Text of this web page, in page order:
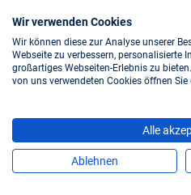
VZ Special
Art.-Nr.:
ab1,76 €*
Wir verwenden Cookies
Wir können diese zur Analyse unserer
Webseite zu verbessern, personalisierte
großartiges Webseiten-Erlebnis zu
von uns verwendeten Cookies öffnen Sie
Alle
Ablehnen